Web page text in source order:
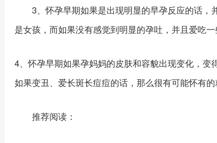
3、怀孕早期如果是出现明显的早孕反应的话，
是女孩，而如果没有感觉到明显的孕吐，并且爱吃
4、怀孕早期如果孕妈妈的皮肤和容貌出现变化，
如果变丑、爱长斑长痘痘的话，那么很有可能怀有
推荐阅读：